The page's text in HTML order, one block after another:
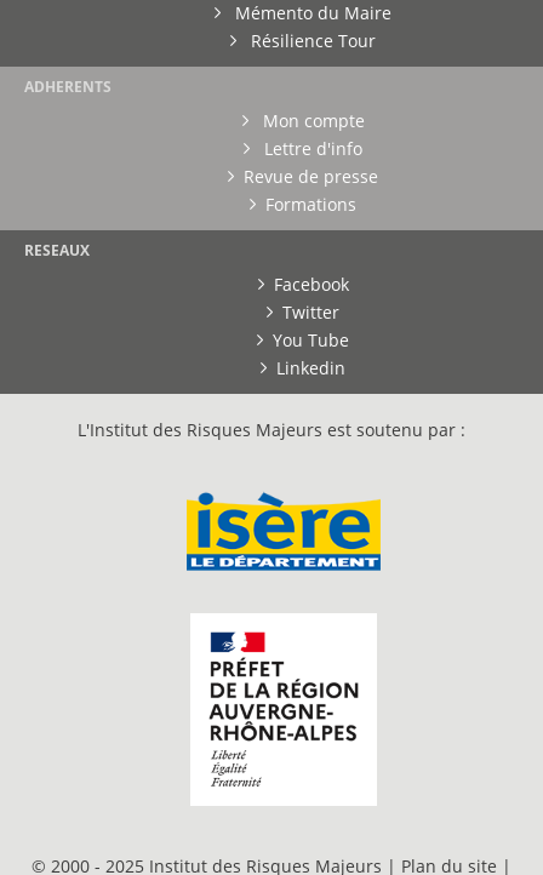
Mémento du Maire
Résilience Tour
ADHERENTS
Mon compte
Lettre d'info
Revue de presse
Formations
RESEAUX
Facebook
Twitter
You Tube
Linkedin
L'Institut des Risques Majeurs est soutenu par :
© 2000 - 2025 Institut des Risques Majeurs | Plan du site |